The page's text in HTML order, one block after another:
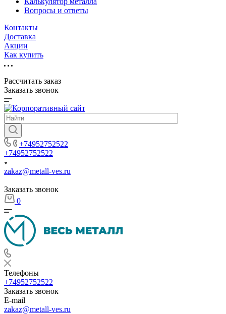
Вопросы и ответы
Контакты
Доставка
Акции
Как купить
Рассчитать заказ
Заказать звонок
+74952752522
+74952752522
zakaz@metall-ves.ru
Заказать звонок
0
Телефоны
+74952752522
Заказать звонок
E-mail
zakaz@metall-ves.ru